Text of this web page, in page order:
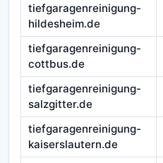
tiefgaragenreinigung-
hildesheim.de
tiefgaragenreinigung-
cottbus.de
tiefgaragenreinigung-
salzgitter.de
tiefgaragenreinigung-
kaiserslautern.de